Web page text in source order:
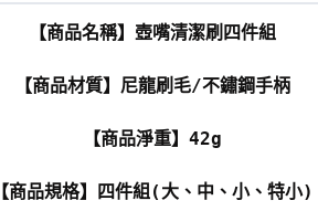
【商品名稱】壺嘴清潔刷四件組
【商品材質】尼龍刷毛/不鏽鋼手柄
【商品淨重】42g
【商品規格】四件組(大、中、小、特小)